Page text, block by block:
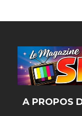
A PROPOS